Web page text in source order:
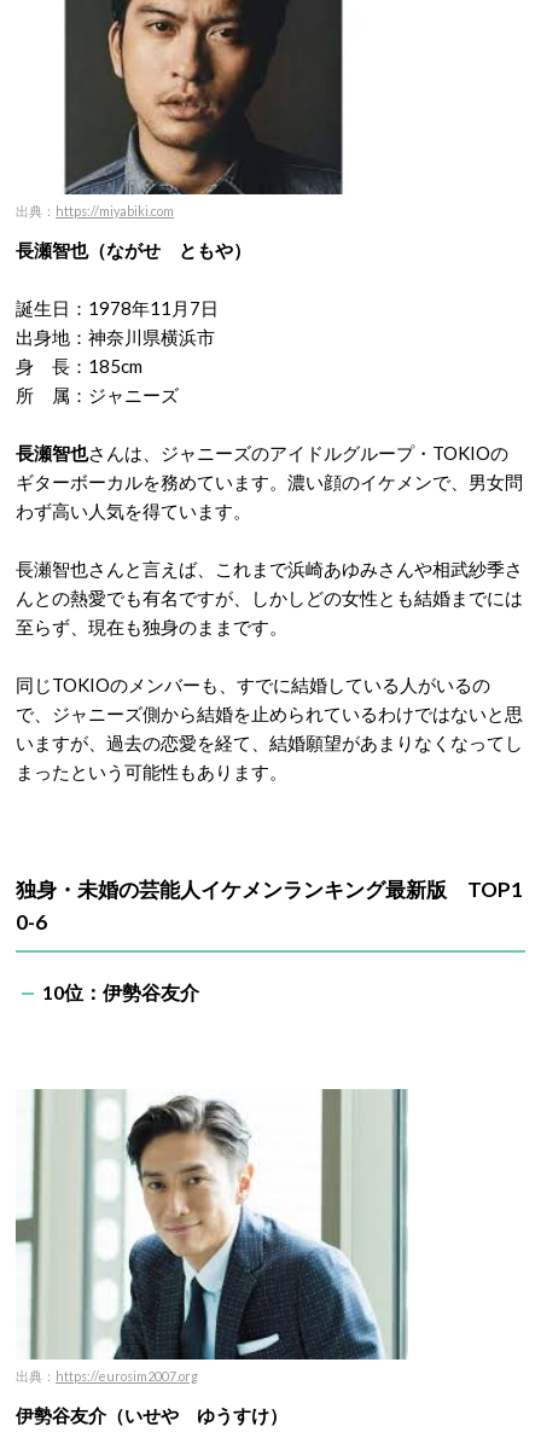
出典： https://miyabiki.com
長瀬智也（ながせ ともや）
誕生日：1978年11月7日
出身地：神奈川県横浜市
身 長：185cm
所 属：ジャニーズ
長瀬智也さんは、ジャニーズのアイドルグループ・TOKIOの
ギターボーカルを務めています。濃い顔のイケメンで、男女問
わず高い人気を得ています。
長瀬智也さんと言えば、これまで浜崎あゆみさんや相武紗季さ
んとの熱愛でも有名ですが、しかしどの女性とも結婚までには
至らず、現在も独身のままです。
同じTOKIOのメンバーも、すでに結婚している人がいるの
で、ジャニーズ側から結婚を止められているわけではないと思
いますが、過去の恋愛を経て、結婚願望があまりなくなってし
まったという可能性もあります。
独身・未婚の芸能人イケメンランキング最新版 TOP1
0-6
10位：伊勢谷友介
出典： https://eurosim2007.org
伊勢谷友介（いせや ゆうすけ）